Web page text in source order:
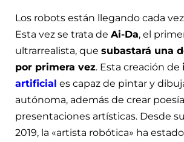
Los robots están llegando cada
Esta vez se trata de Ai-Da, el
ultrarrealista, que subastará una
por primera vez. Esta creación de
artificial es capaz de pintar y
autónoma, además de crear
presentaciones artísticas. Desde
2019, la «artista robótica» ha